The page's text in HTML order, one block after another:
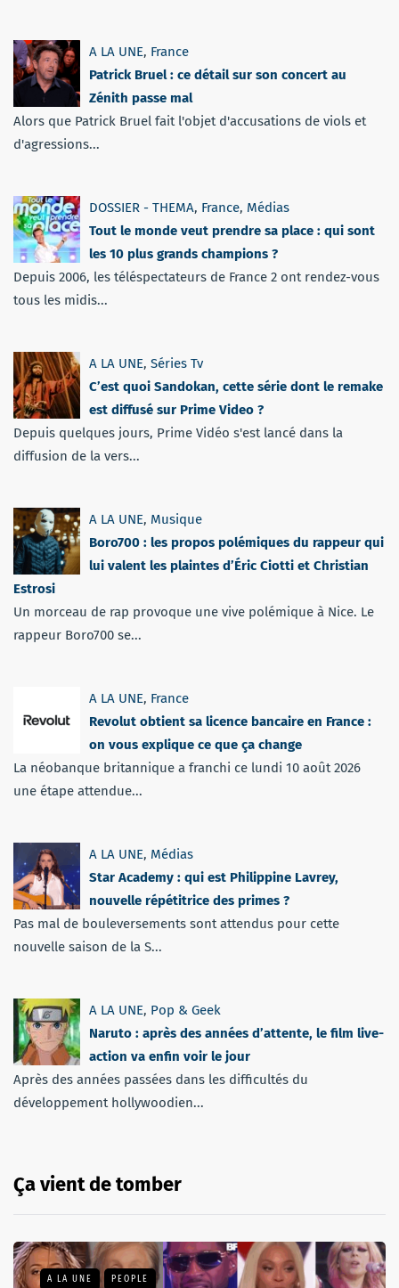
A LA UNE, France
Patrick Bruel : ce détail sur son concert au
Zénith passe mal
Alors que Patrick Bruel fait l'objet d'accusations de viols et
d'agressions...
DOSSIER - THEMA, France, Médias
Tout le monde veut prendre sa place : qui sont
les 10 plus grands champions ?
Depuis 2006, les téléspectateurs de France 2 ont rendez-vous
tous les midis...
A LA UNE, Séries Tv
C’est quoi Sandokan, cette série dont le remake
est diffusé sur Prime Video ?
Depuis quelques jours, Prime Vidéo s'est lancé dans la
diffusion de la vers...
A LA UNE, Musique
Boro700 : les propos polémiques du rappeur qui
lui valent les plaintes d’Éric Ciotti et Christian
Estrosi
Un morceau de rap provoque une vive polémique à Nice. Le
rappeur Boro700 se...
A LA UNE, France
Revolut obtient sa licence bancaire en France :
on vous explique ce que ça change
La néobanque britannique a franchi ce lundi 10 août 2026
une étape attendue...
A LA UNE, Médias
Star Academy : qui est Philippine Lavrey,
nouvelle répétitrice des primes ?
Pas mal de bouleversements sont attendus pour cette
nouvelle saison de la S...
A LA UNE, Pop & Geek
Naruto : après des années d’attente, le film live-
action va enfin voir le jour
Après des années passées dans les difficultés du
développement hollywoodien...
Ça vient de tomber
A LA UNE PEOPLE